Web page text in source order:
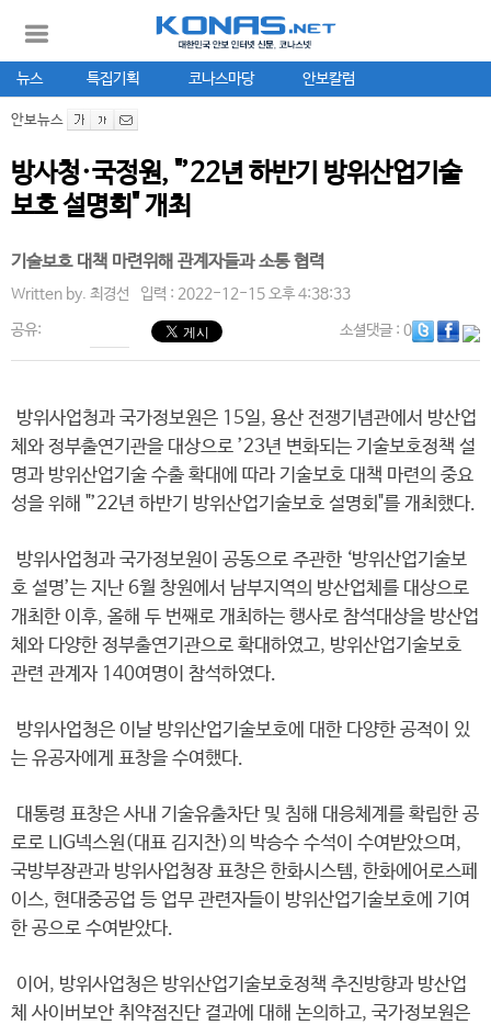
뉴스 특집기획 코나스마당 안보칼럼
안보뉴스
방사청·국정원, "’22년 하반기 방위산업기술
보호 설명회" 개최
기술보호 대책 마련위해 관계자들과 소통 협력
Written by. 최경선 입력 : 2022-12-15 오후 4:38:33
공유: 소셜댓글: 0
방위사업청과 국가정보원은 15일, 용산 전쟁기념관에서 방산업
체와 정부출연기관을 대상으로 ’23년 변화되는 기술보호정책 설
명과 방위산업기술 수출 확대에 따라 기술보호 대책 마련의 중요
성을 위해 "’22년 하반기 방위산업기술보호 설명회"를 개최했다.
방위사업청과 국가정보원이 공동으로 주관한 ‘방위산업기술보
호 설명’는 지난 6월 창원에서 남부지역의 방산업체를 대상으로
개최한 이후, 올해 두 번째로 개최하는 행사로 참석대상을 방산업
체와 다양한 정부출연기관으로 확대하였고, 방위산업기술보호
관련 관계자 140여명이 참석하였다.
방위사업청은 이날 방위산업기술보호에 대한 다양한 공적이 있
는 유공자에게 표창을 수여했다.
대통령 표창은 사내 기술유출차단 및 침해 대응체계를 확립한 공
로로 LIG넥스원(대표 김지찬)의 박승수 수석이 수여받았으며,
국방부장관과 방위사업청장 표창은 한화시스템, 한화에어로스페
이스, 현대중공업 등 업무 관련자들이 방위산업기술보호에 기여
한 공으로 수여받았다.
이어, 방위사업청은 방위산업기술보호정책 추진방향과 방산업
체 사이버보안 취약점진단 결과에 대해 논의하고, 국가정보원은